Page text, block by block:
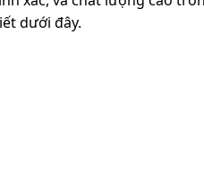
dưới đây.